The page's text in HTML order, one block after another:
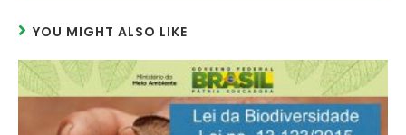
YOU MIGHT ALSO LIKE